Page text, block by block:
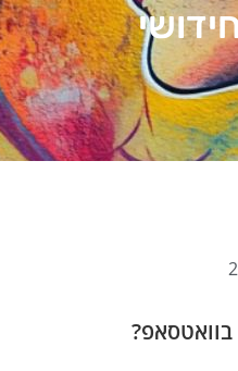
בוואטסאפ?